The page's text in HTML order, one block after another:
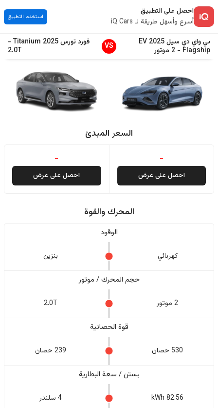
احصل على التطبيق
أسرع وأسهل طريقة لـ iQ Cars
استخدم التطبيق
بي واي دي سيل EV2025
Flagship
- 2 موتور VS فوردتورس2025
Titanium
-
2.0T
السعر المبدئ
-
احصل على عرض
-
احصل على عرض
المحرك والقوة
الوقود
كهربائي بنزين
حجم المحرك / موتور
2 موتور 2.0T
قوة الحصانية
530 حصان 239 حصان
بستن / سعة البطارية
82.56 kWh 4 سلندر